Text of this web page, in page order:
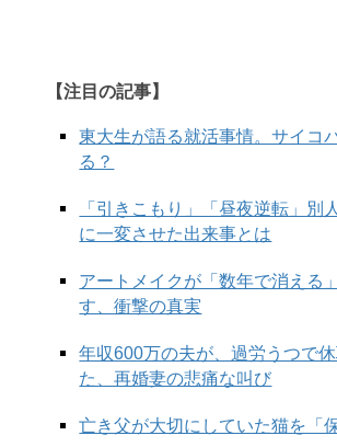
【注目の記事】
東大生が語る就活事情。サイコ
る？
「引きこもり」「昼夜逆転」
に一変させた出来事とは
アートメイクが「数年で消える
す、衝撃の真実
年収600万の夫が、過労うつで
た、再婚妻の悲痛な叫び
亡き父が大切にしていた猫を「